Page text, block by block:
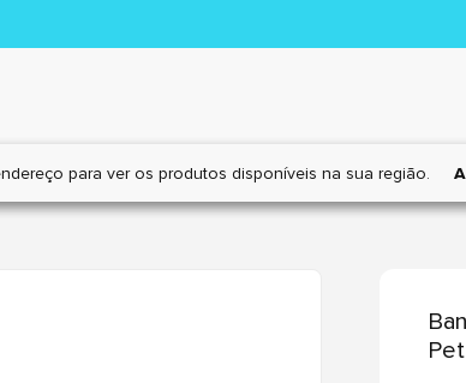
para ver os produtos disponíveis na sua região.